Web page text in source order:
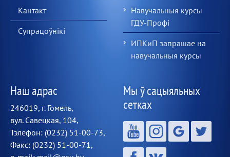
Кантакт
Супрацоўнікі
Навучальныя курсы
ГДУ-Профі
ИПКиП запрашае на
навучальныя курсы
Наш адрас
246019, г. Гомель,
вул. Савецкая, 104,
Тэлефон: (0232) 51-00-73,
Факс: (0232) 51-00-71,
Мы ў сацыяльных
сетках